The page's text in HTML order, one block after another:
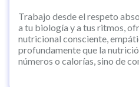
Trabajo desde el respeto
a tu biología y a tus ritmos,
nutricional consciente,
profundamente que la
números o calorías, sino de
alineando las decisiones con